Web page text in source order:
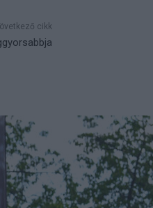
cikk